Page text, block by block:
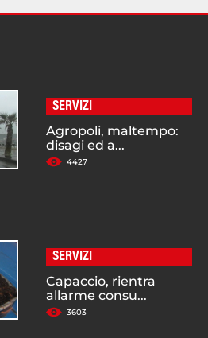
SERVIZI
Agropoli, maltempo:
disagi ed a...
4427
SERVIZI
Capaccio, rientra
allarme consu...
3603